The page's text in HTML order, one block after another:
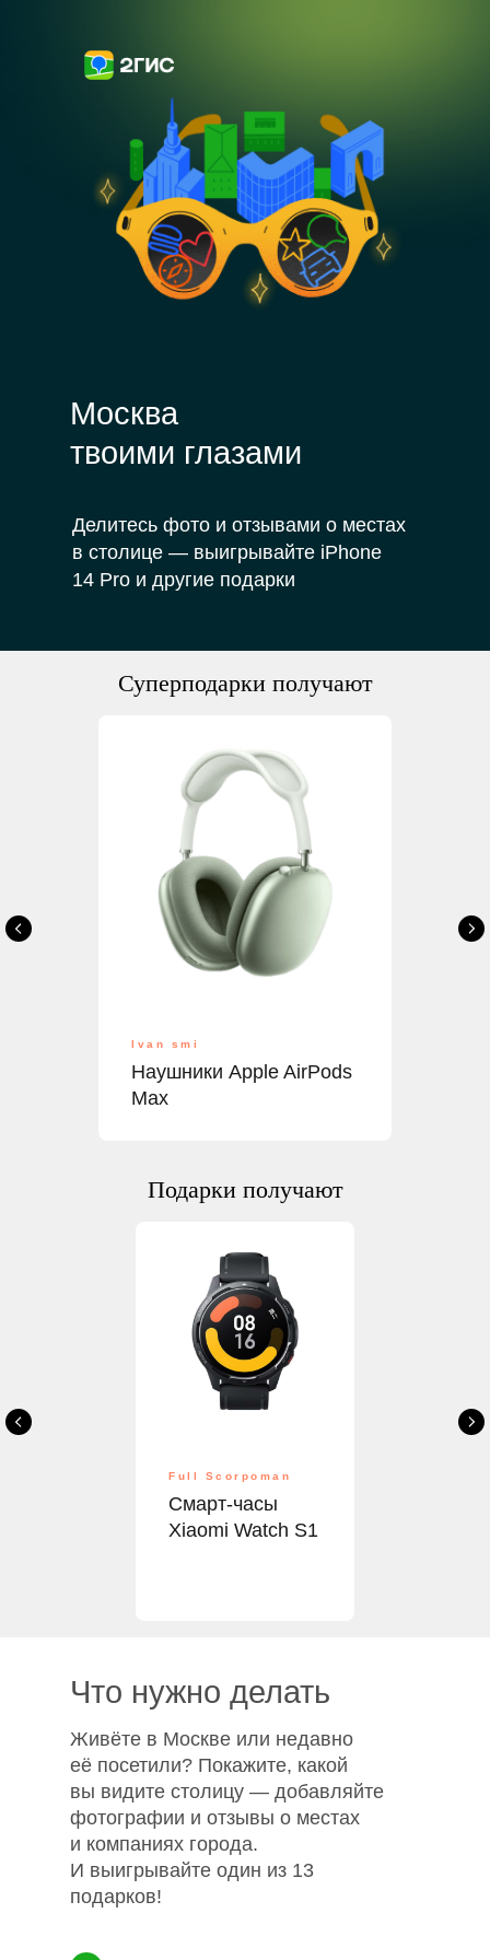
Москва
твоими глазами
Делитесь фото и отзывами о местах
в столице — выигрывайте iPhone
14 Pro и другие подарки
Суперподарки получают
Ivan smi
Наушники Apple AirPods
Max
Подарки получают
Full Scorpoman
Смарт-часы
Xiaomi Watch S1
Что нужно делать
Живёте в Москве или недавно
её посетили? Покажите, какой
вы видите столицу — добавляйте
фотографии и отзывы о местах
и компаниях города.
И выигрывайте один из 13
подарков!